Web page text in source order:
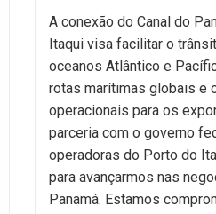
A conexão do Canal do
Itaqui visa facilitar o
oceanos Atlântico e
rotas marítimas globais e
operacionais para os
parceria com o governo
operadoras do Porto do
para avançarmos nas
Panamá. Estamos